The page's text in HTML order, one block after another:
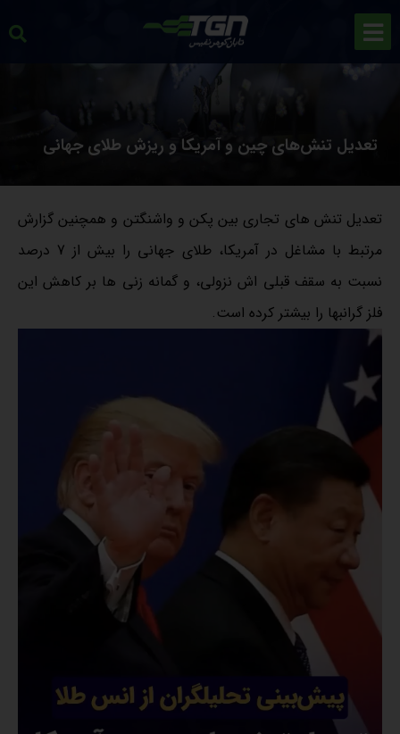
تعدیل تنش‌های چین و آمریکا و ریزش طلای جهانی
تعدیل تنش های تجاری بین پکن و واشنگتن و همچنین گزارش
مرتبط با مشاغل در آمریکا، طلای جهانی را بیش از 7 درصد
نسبت به سقف قبلی اش نزولی، و گمانه زنی ها بر کاهش این
فلز گرانبها را بیشتر کرده است.